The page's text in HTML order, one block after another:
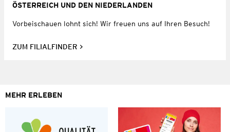
ÖSTERREICH UND DEN NIEDERLANDEN
Vorbeischauen lohnt sich! Wir freuen uns auf Ihren Besuch!
ZUM FILIALFINDER
MEHR ERLEBEN